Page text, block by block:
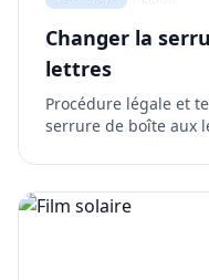
Changer la
lettres
Procédure légale et
serrure de boîte aux